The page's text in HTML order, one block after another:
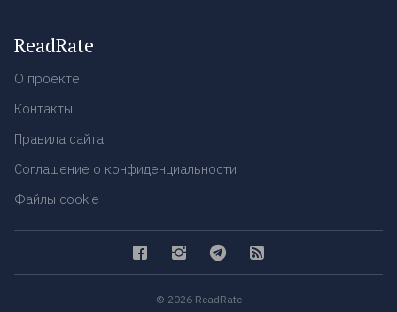
ReadRate
О проекте
Контакты
Правила сайта
Соглашение о конфиденциальности
Файлы cookie
© 2026 ReadRate